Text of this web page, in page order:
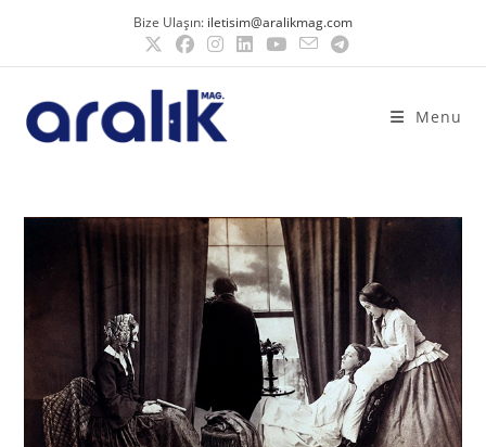
Bize Ulaşın: iletisim@aralikmag.com
Menu